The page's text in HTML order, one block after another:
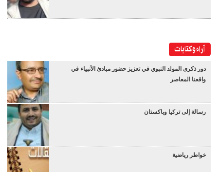
آراء وكتابات
دور ذكرى المولد النبوي في تعزيز حضور مبادئ الأنبياء في
واقعنا المعاصر
رسالة إلى تركيا وباكستان
خواطر رياضية